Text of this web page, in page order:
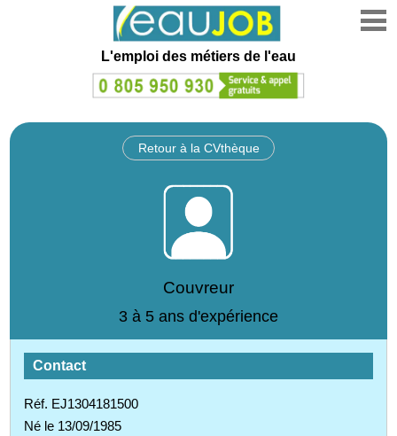
L'emploi des métiers de l'eau
Retour à la CVthèque
Couvreur
3 à 5 ans d'expérience
Contact
Réf. EJ1304181500
Né le 13/09/1985